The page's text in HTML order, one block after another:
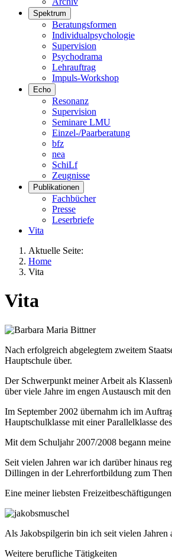
Spektrum
Beratungsformen
Individualpsychologie
Supervision
Psychodrama
Lehrauftrag
Impuls-Workshop
Echo
Resonanz
Supervision
Seminare LMU
Einzel-/Paarberatung
bfz
nea
SchiLf
Zeugnisse
Publikationen
Fachbücher
Presse
Leserbriefe
Vita
Aktuelle Seite:
Home
Vita
Vita
Nach erfolgreich abgelegtem zweitem
Hauptschule über.
Der Schwerpunkt meiner Arbeit als
über viele Jahre im engen Austausch mit
Im September 2002 übernahm ich im
Hauptschulklasse mit einer Parallelklasse
Mit dem Schuljahr 2007/2008 begann
Seit vielen Jahren war ich darüber hinaus
Dillingen in der Lehrerfortbildung zum
Eine meiner liebsten
Als Jakobspilgerin bin ich seit vielen
Weitere berufliche Tätigkeiten